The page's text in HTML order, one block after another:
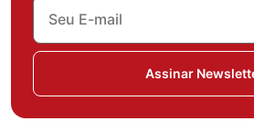
Assinar